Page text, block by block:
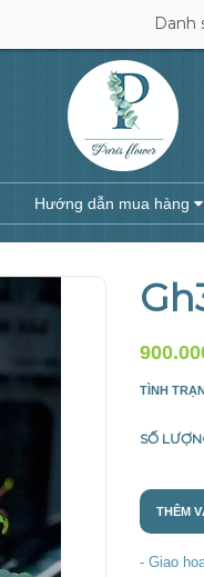
Danh
Hướng dẫn mua hàng
TÌNH
SỐ
THÊM
- Giao